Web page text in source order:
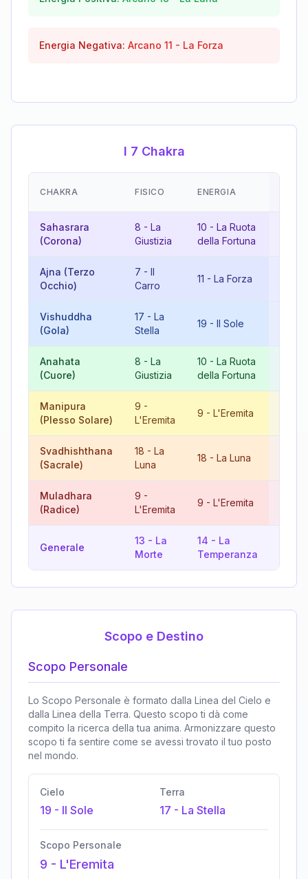
Energia Negativa: Arcano 11 - La Forza
I 7 Chakra
CHAKRA FISICO ENERGIA
Sahasrara
(Corona)
8 - La
Giustizia
10 - La Ruota
della Fortuna
Ajna (Terzo
Occhio)
7 - Il
Carro
11 - La Forza
Vishuddha
(Gola)
17 - La
Stella
19 - Il Sole
Anahata
(Cuore)
8 - La
Giustizia
10 - La Ruota
della Fortuna
Manipura
(Plesso Solare)
9 -
L'Eremita
9 - L'Eremita
Svadhishthana
(Sacrale)
18 - La
Luna
18 - La Luna
Muladhara
(Radice)
9 -
L'Eremita
9 - L'Eremita
Generale
13 - La
Morte
14 - La
Temperanza
Scopo e Destino
Scopo Personale
Lo Scopo Personale è formato dalla Linea del Cielo e
dalla Linea della Terra. Questo scopo ti dà come
compito la ricerca della tua anima. Armonizzare questo
scopo ti fa sentire come se avessi trovato il tuo posto
nel mondo.
Cielo
19 - Il Sole
Terra
17 - La Stella
Scopo Personale
9 - L'Eremita